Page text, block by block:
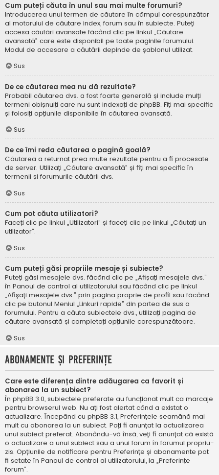
Cum puteți căuta în unul sau mai multe forumuri?
Introducerea unui termen de căutare în câmpul corespunzător
al motorului de căutare index, forum sau în subiecte. Puteți
accesa căutări avansate făcând clic pe linkul „Căutare
avansată” care este disponibil pe toate paginile forumului.
Modul de accesare a căutării depinde de șablonul utilizat.
Sus
De ce căutarea mea nu dă rezultate?
Probabil căutarea dvs. a fost foarte generală și include mulți
termeni obișnuiți care nu sunt indexați de phpBB. Fiți mai specific
și folosiți opțiunile disponibile în căutarea avansată.
Sus
De ce îmi reda căutarea o pagină goală?
Căutarea a returnat prea multe rezultate pentru a fi procesate
de server. Utilizați „Căutare avansată” și fiți mai specific în
termenii și forumurile căutării dvs.
Sus
Cum pot căuta utilizatori?
Faceți clic pe linkul „Utilizatori” și faceți clic pe linkul „Căutați un
utilizator”.
Sus
Cum puteți găsi propriile mesaje și subiecte?
Puteți găsi mesajele dvs. făcând clic pe „Afișați mesajele dvs.”
în Panoul de control al utilizatorului sau făcând clic pe linkul
„Afișați mesajele dvs.” prin pagina proprie de profil sau făcând
clic pe butonul Meniul „Linkuri rapide” din partea de sus a
forumului. Pentru a căuta subiectele dvs., utilizați pagina de
căutare avansată și completați opțiunile corespunzătoare.
Sus
Abonamente și Preferințe
Care este diferența dintre adăugarea ca favorit și
abonarea la un subiect?
În phpBB 3.0, subiectele preferate au funcționat mult ca marcaje
pentru browserul web. Nu ați fost alertat când a existat o
actualizare. Începând cu phpBB 3.1, Preferințele seamănă mai
mult cu abonarea la un subiect. Poți fi anunțat la actualizarea
unui subiect preferat. Abonându-vă însă, veți fi anunțat că există
o actualizare a unui subiect sau a unui forum în forumul propriu-
zis. Opțiunile de notificare pentru Preferințe și abonamente pot
fi setate în Panoul de control al utilizatorului, la „Preferințe
forum”.